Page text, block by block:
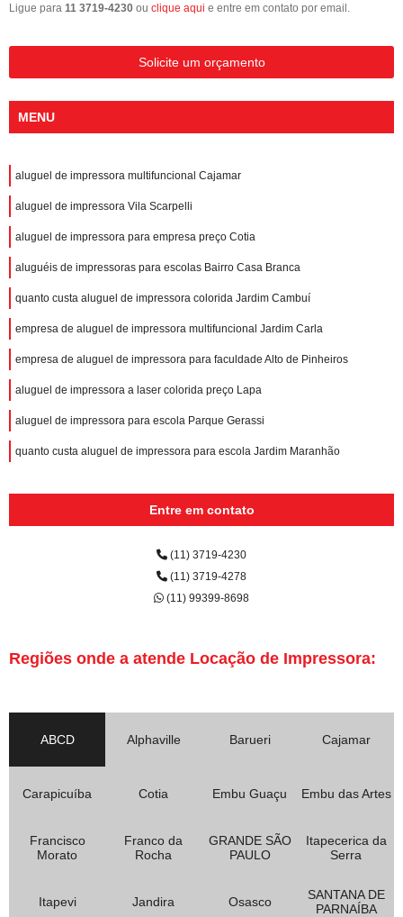
Ligue para 11 3719-4230 ou clique aqui e entre em contato por email.
Solicite um orçamento
MENU
aluguel de impressora multifuncional Cajamar
aluguel de impressora Vila Scarpelli
aluguel de impressora para empresa preço Cotia
aluguéis de impressoras para escolas Bairro Casa Branca
quanto custa aluguel de impressora colorida Jardim Cambuí
empresa de aluguel de impressora multifuncional Jardim Carla
empresa de aluguel de impressora para faculdade Alto de Pinheiros
aluguel de impressora a laser colorida preço Lapa
aluguel de impressora para escola Parque Gerassi
quanto custa aluguel de impressora para escola Jardim Maranhão
Entre em contato
(11) 3719-4230
(11) 3719-4278
(11) 99399-8698
Regiões onde a atende Locação de Impressora:
ABCD Alphaville Barueri Cajamar
Carapicuíba Cotia Embu Guaçu Embu das Artes
Francisco
Morato
Franco da
Rocha
GRANDE SÃO
PAULO
Itapecerica da
Serra
Itapevi Jandira Osasco
SANTANA DE
PARNAÍBA